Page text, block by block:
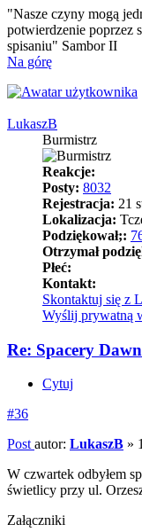
"Nasze czyny mogą
potwierdzenie poprzez
spisaniu" Sambor II
Na górę
LukaszB
Burmistrz
Reakcje:
Posty: 8032
Rejestracja: 21
Lokalizacja:
Podziękował;:
Otrzymał
Płeć:
Kontakt:
Skontaktuj się z
Wyślij prywatną
Re: Spacery
Cytuj
#36
Post autor: LukaszB »
W czwartek odbyłem
świetlicy przy ul.
Załączniki